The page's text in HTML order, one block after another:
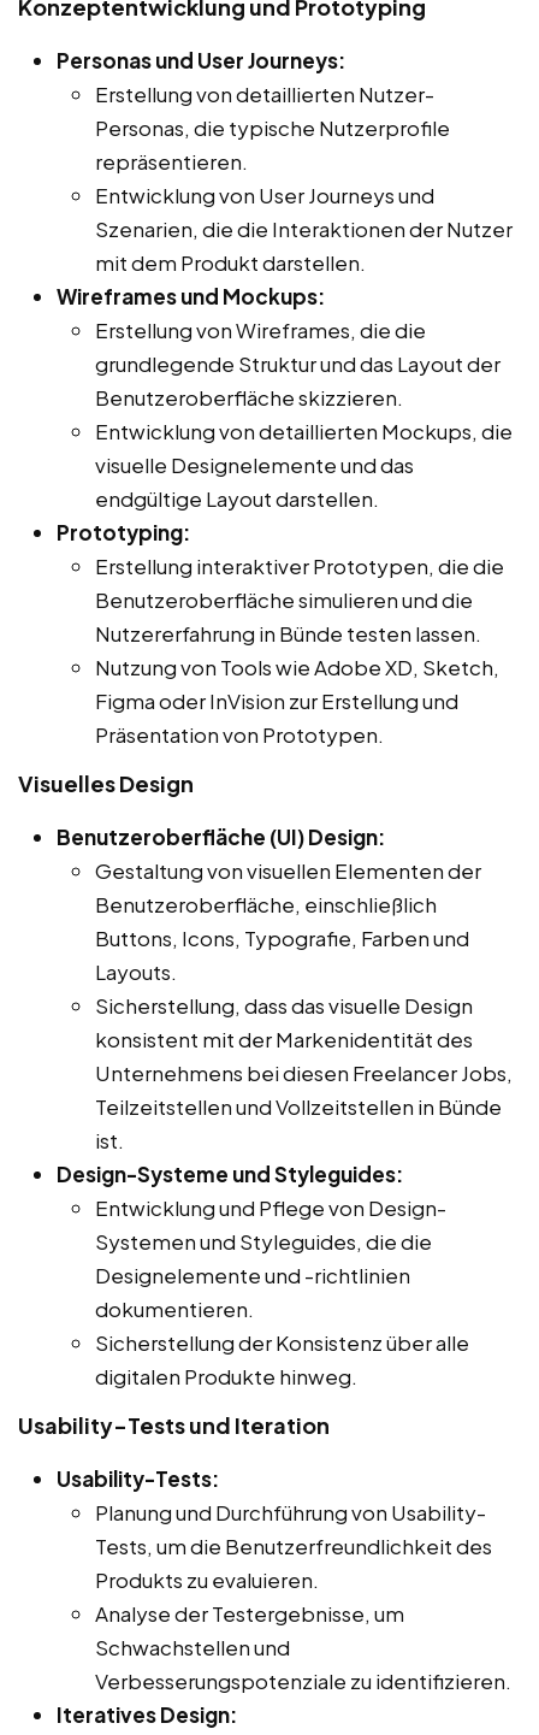
Konzeptentwicklung und Prototyping
Personas und User Journeys:
Erstellung von detaillierten Nutzer-
Personas, die typische Nutzerprofile
repräsentieren.
Entwicklung von User Journeys und
Szenarien, die die Interaktionen der Nutzer
mit dem Produkt darstellen.
Wireframes und Mockups:
Erstellung von Wireframes, die die
grundlegende Struktur und das Layout der
Benutzeroberfläche skizzieren.
Entwicklung von detaillierten Mockups, die
visuelle Designelemente und das
endgültige Layout darstellen.
Prototyping:
Erstellung interaktiver Prototypen, die die
Benutzeroberfläche simulieren und die
Nutzererfahrung in Bünde testen lassen.
Nutzung von Tools wie Adobe XD, Sketch,
Figma oder InVision zur Erstellung und
Präsentation von Prototypen.
Visuelles Design
Benutzeroberfläche (UI) Design:
Gestaltung von visuellen Elementen der
Benutzeroberfläche, einschließlich
Buttons, Icons, Typografie, Farben und
Layouts.
Sicherstellung, dass das visuelle Design
konsistent mit der Markenidentität des
Unternehmens bei diesen Freelancer Jobs,
Teilzeitstellen und Vollzeitstellen in Bünde
ist.
Design-Systeme und Styleguides:
Entwicklung und Pflege von Design-
Systemen und Styleguides, die die
Designelemente und -richtlinien
dokumentieren.
Sicherstellung der Konsistenz über alle
digitalen Produkte hinweg.
Usability-Tests und Iteration
Usability-Tests:
Planung und Durchführung von Usability-
Tests, um die Benutzerfreundlichkeit des
Produkts zu evaluieren.
Analyse der Testergebnisse, um
Schwachstellen und
Verbesserungspotenziale zu identifizieren.
Iteratives Design: